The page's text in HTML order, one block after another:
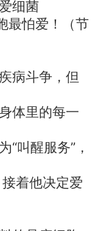
细菌
最怕爱！（节
病斗争，但
体里的每一
“叫醒服务”，
着他决定爱